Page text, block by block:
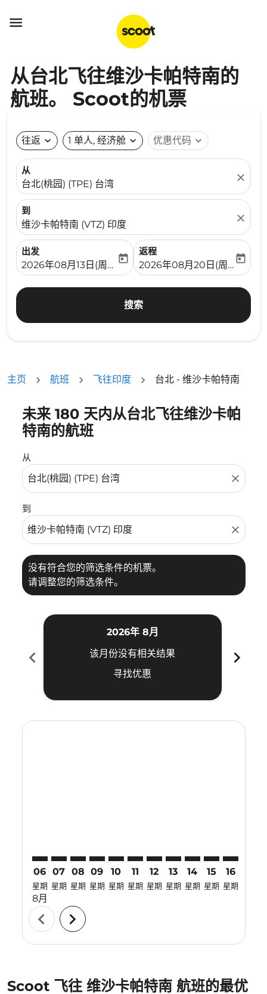

从台北飞往维沙卡帕特南的
航班。 Scoot的机票
往返 expand_more 1 单人, 经济舱 expand_more 优惠代码 expand_more
从
台北(桃园) (TPE) 台湾
close
到
维沙卡帕特南 (VTZ) 印度
close
出发
fc-booking-departure-date-aria-label
2026年08月13日(周四)
today
返程
fc-booking-return-date-
2026年08月20日(周四)
today
搜索
主页 航班 飞往印度 台北 - 维沙卡帕特南
未来 180 天内从台北飞往维沙卡帕
特南的航班
从
close
到
close
没有符合您的筛选条件的机票。
请调整您的筛选条件。
没有符合您的筛选条件的机票。请调整您的筛选条件。
chevron_left
2026年 8月
该月份没有相关结果
寻找优惠
chevron_right
06
星期
8月
07
星期
08
星期
09
星期
10
星期
11
星期
12
星期
13
星期
14
星期
15
星期
16
星期
chevron_left chevron_right
Scoot 飞往 维沙卡帕特南 航班的最优